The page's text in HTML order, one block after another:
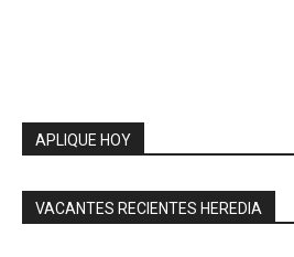
APLIQUE HOY
VACANTES RECIENTES HEREDIA